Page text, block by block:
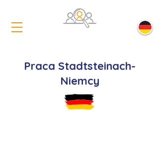
Praca Stadtsteinach-
Niemcy